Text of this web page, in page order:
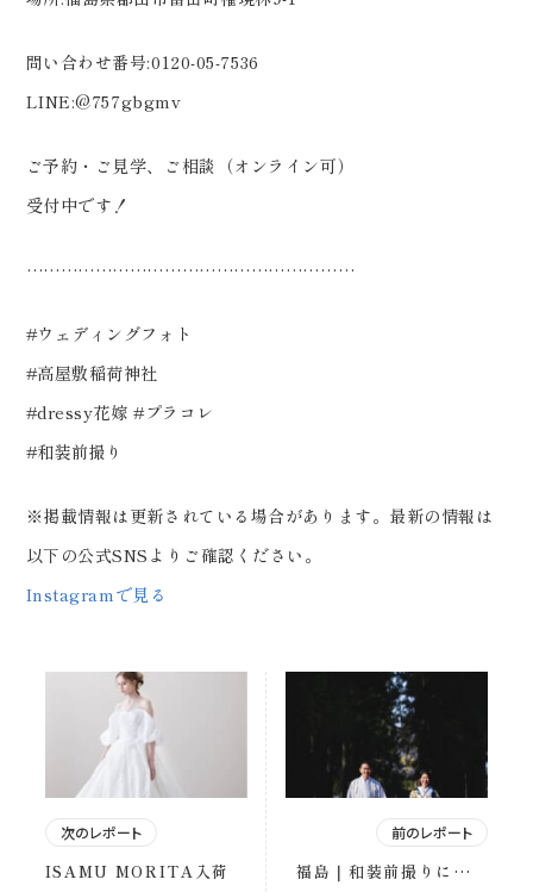
問い合わせ番号:0120-05-7536
LINE:@757gbgmv
ご予約・ご見学、ご相談（オンライン可）
受付中です！
…………………………………………………
#ウェディングフォト
#高屋敷稲荷神社
#dressy花嫁 #プラコレ
#和装前撮り
※掲載情報は更新されている場合があります。最新の情報は
以下の公式SNSよりご確認ください。
Instagramで見る
次のレポート
ISAMU MORITA入荷
前のレポート
福島｜和装前撮りにおす